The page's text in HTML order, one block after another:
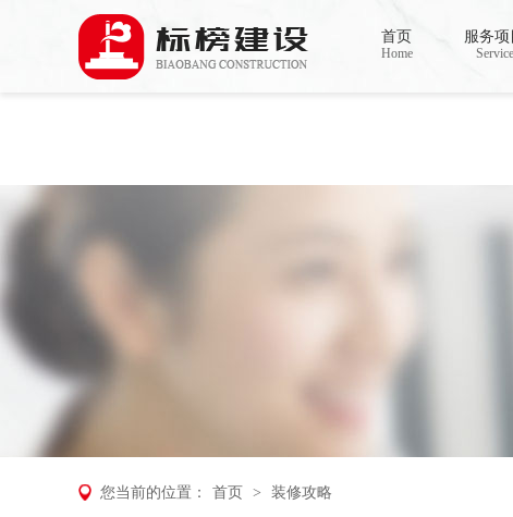
: mkdir(): No space left on device in
: file_put_contents(./cachefile_yuan/bjbkws.com/cache/b8/a3173/2aa47.html): failed to
香蕉视频在线免费,香蕉视频导航,黄色香蕉
首页
Home
服务项
Service
您当前的位置： 首页 > 装修攻略